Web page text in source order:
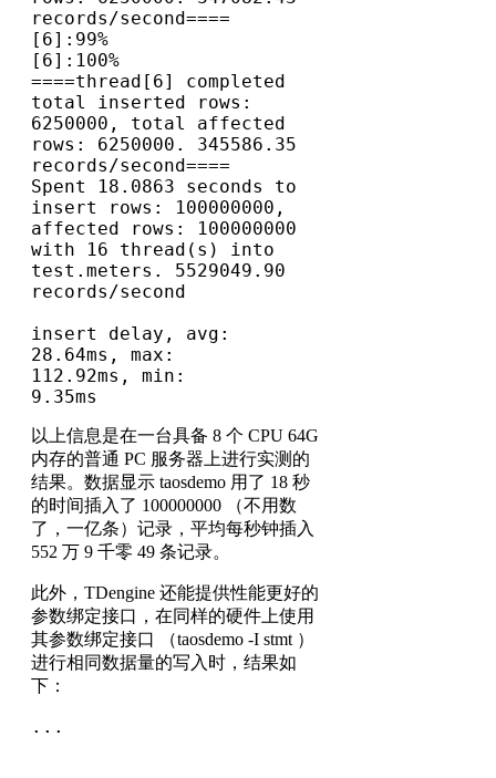
records/second====
[6]:99%
[6]:100%
====thread[6] completed
total inserted rows:
6250000, total affected
rows: 6250000. 345586.35
records/second====
Spent 18.0863 seconds to
insert rows: 100000000,
affected rows: 100000000
with 16 thread(s) into
test.meters. 5529049.90
records/second
insert delay, avg:
28.64ms, max:
112.92ms, min:
9.35ms
以上信息是在一台具备 8 个 CPU 64G
内存的普通 PC 服务器上进行实测的
结果。数据显示 taosdemo 用了 18 秒
的时间插入了 100000000 （不用数
了，一亿条）记录，平均每秒钟插入
552 万 9 千零 49 条记录。
此外，TDengine 还能提供性能更好的
参数绑定接口，在同样的硬件上使用
其参数绑定接口 （taosdemo -I stmt ）
进行相同数据量的写入时，结果如
下：
...